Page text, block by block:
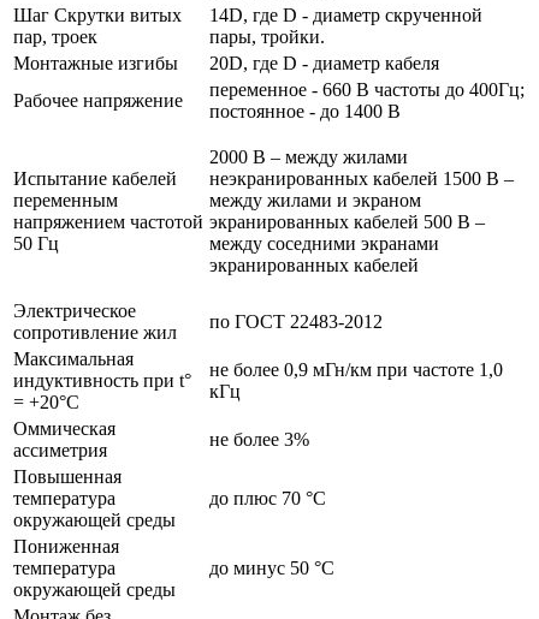
Шаг Скрутки витых
пар, троек
14D, где D - диаметр скрученной
пары, тройки.
Монтажные изгибы
20D, где D - диаметр кабеля
Рабочее напряжение
переменное - 660 В частоты до 400Гц;
постоянное - до 1400 В
Испытание кабелей
переменным
напряжением частотой
50 Гц
2000 В – между жилами
неэкранированных кабелей 1500 В –
между жилами и экраном
экранированных кабелей 500 В –
между соседними экранами
экранированных кабелей
Электрическое
сопротивление жил
по ГОСТ 22483-2012
Максимальная
индуктивность при t°
= +20°C
не более 0,9 мГн/км при частоте 1,0
кГц
Оммическая
ассиметрия
не более 3%
Повышенная
температура
окружающей среды
до плюс 70 °С
Пониженная
температура
окружающей среды
до минус 50 °С